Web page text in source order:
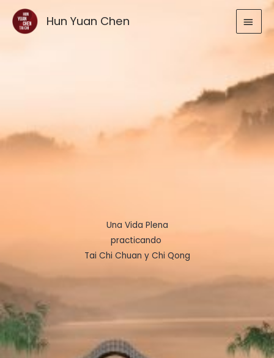
contenido
Hun Yuan Chen
Una Vida Plena
practicando
Tai Chi Chuan y Chi Qong